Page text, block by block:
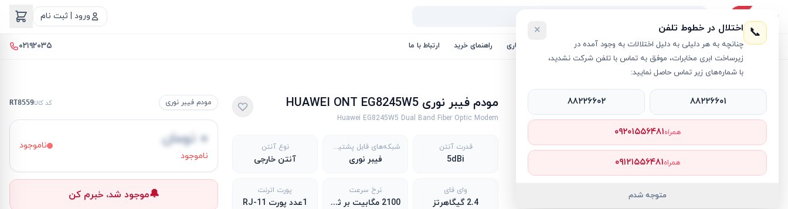
ورود | ثبت نام
لیست محصولات خرید اقساطی خرید سازمانی فروش عمده و همکاری راهنمای خرید ارتباط با ما ۰۲۱۹۲۰۳۵
مودم فیبر نوری مودم فیبر نوری HUAWEI ONT EG8245W5
مودم فیبر نوری کد کالاRT8559
۰ تومان
ناموجود
ناموجود
🔔موجود شد، خبرم کن
مودم فیبر نوری HUAWEI ONT EG8245W5
Huawei EG8245W5 Dual Band Fiber Optic Modem
قدرت آنتن
5dBi
شبکه‌های قابل پشتیبانی
فیبر نوری
نوع آنتن
آنتن خارجی
وای فای
2.4 گیگاهرتز
نرخ سرعت
2100 مگابیت بر ثانیه
پورت اترنت
1عدد پورت RJ-11
📞 اختلال در خطوط تلفن
چنانچه به هر دلیلی به دلیل اختلالات به وجود آمده در
زیرساخت ابری مخابرات، موفق به تماس با تلفن شرکت نشدید،
با شماره‌های زیر تماس حاصل نمایید:
×
۸۸۲۲۶۶۰۱ ۸۸۲۲۶۶۰۲
همراه۰۹۲۰۱۵۵۶۴۸۱
همراه۰۹۱۲۱۵۵۶۴۸۱
متوجه شدم